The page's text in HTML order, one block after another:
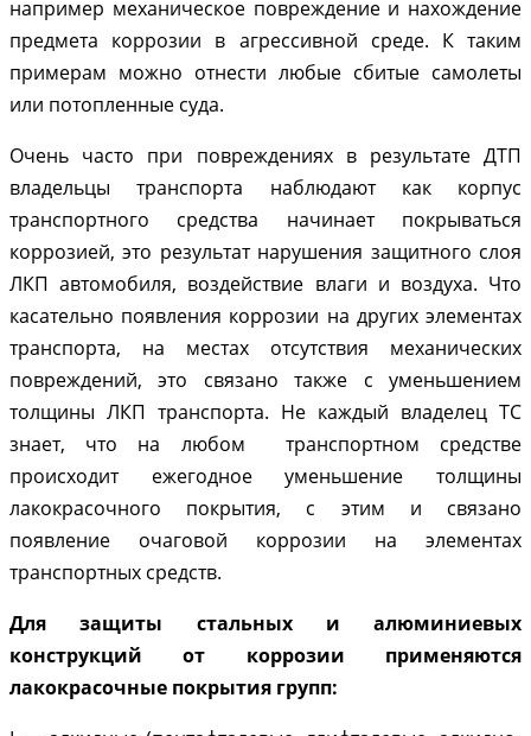
например механическое повреждение и нахождение
предмета коррозии в агрессивной среде. К таким
примерам можно отнести любые сбитые самолеты
или потопленные суда.
Очень часто при повреждениях в результате ДТП
владельцы транспорта наблюдают как корпус
транспортного средства начинает покрываться
коррозией, это результат нарушения защитного слоя
ЛКП автомобиля, воздействие влаги и воздуха. Что
касательно появления коррозии на других элементах
транспорта, на местах отсутствия механических
повреждений, это связано также с уменьшением
толщины ЛКП транспорта. Не каждый владелец ТС
знает, что на любом транспортном средстве
происходит ежегодное уменьшение толщины
лакокрасочного покрытия, с этим и связано
появление очаговой коррозии на элементах
транспортных средств.
Для защиты стальных и алюминиевых
конструкций от коррозии применяются
лакокрасочные покрытия групп: